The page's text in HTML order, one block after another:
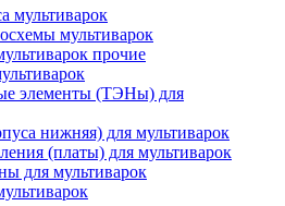
мультиварок
мультиварок
прочие
элементы (ТЭНы) для
нижняя) для мультиварок
(платы) для мультиварок
для мультиварок